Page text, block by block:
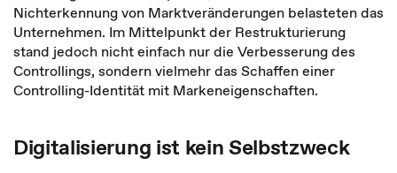
Nichterkennung von Marktveränderungen belasteten das
Unternehmen. Im Mittelpunkt der Restrukturierung
stand jedoch nicht einfach nur die Verbesserung des
Controllings, sondern vielmehr das Schaffen einer
Controlling-Identität mit Markeneigenschaften.
Digitalisierung ist kein Selbstzweck